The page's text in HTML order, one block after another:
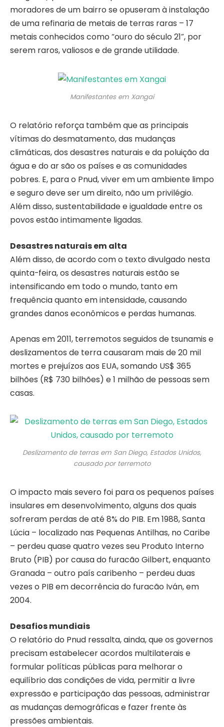
moradores de um bairro se opuseram à instalação
de uma refinaria de metais de terras raras – 17
metais conhecidos como “ouro do século 21”, por
serem raros, valiosos e de grande utilidade.
Manifestantes em Xangai
O relatório reforça também que as principais
vítimas do desmatamento, das mudanças
climáticas, dos desastres naturais e da poluição da
água e do ar são os países e as comunidades
pobres. E, para o Pnud, viver em um ambiente limpo
e seguro deve ser um direito, não um privilégio.
Além disso, sustentabilidade e igualdade entre os
povos estão intimamente ligadas.
Desastres naturais em alta
Além disso, de acordo com o texto divulgado nesta
quinta-feira, os desastres naturais estão se
intensificando em todo o mundo, tanto em
frequência quanto em intensidade, causando
grandes danos econômicos e perdas humanas.
Apenas em 2011, terremotos seguidos de tsunamis e
deslizamentos de terra causaram mais de 20 mil
mortes e prejuízos aos EUA, somando US$ 365
bilhões (R$ 730 bilhões) e 1 milhão de pessoas sem
casas.
Deslizamento de terras em San Diego, Estados Unidos,
causado por terremoto
O impacto mais severo foi para os pequenos países
insulares em desenvolvimento, alguns dos quais
sofreram perdas de até 8% do PIB. Em 1988, Santa
Lúcia – localizado nas Pequenas Antilhas, no Caribe
– perdeu quase quatro vezes seu Produto Interno
Bruto (PIB) por causa do furacão Gilbert, enquanto
Granada – outro país caribenho – perdeu duas
vezes o PIB em decorrência do furacão Iván, em
2004.
Desafios mundiais
O relatório do Pnud ressalta, ainda, que os governos
precisam estabelecer acordos multilaterais e
formular políticas públicas para melhorar o
equilíbrio das condições de vida, permitir a livre
expressão e participação das pessoas, administrar
as mudanças demográficas e fazer frente às
pressões ambientais.